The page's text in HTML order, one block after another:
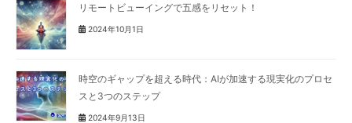
リモートビューイングで五感をリセット！
2024年10月1日
時空のギャップを超える時代：AIが加速する現実化のプロセ
スと3つのステップ
2024年9月13日